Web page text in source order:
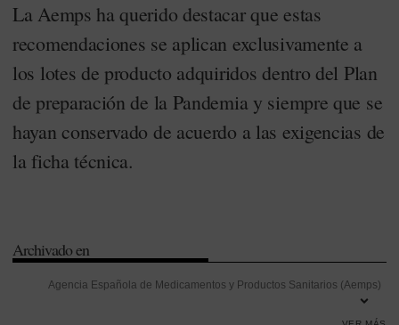
La Aemps ha querido destacar que estas
recomendaciones se aplican exclusivamente a
los lotes de producto adquiridos dentro del Plan
de preparación de la Pandemia y siempre que se
hayan conservado de acuerdo a las exigencias de
la ficha técnica.
Archivado en
Agencia Española de Medicamentos y Productos Sanitarios (Aemps)